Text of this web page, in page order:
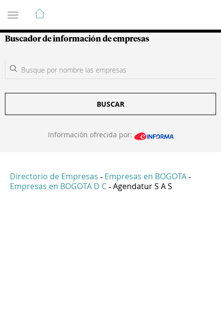
Guía de Empresas Colombianas
Buscador de información de empresas
BUSCAR
Información ofrecida por:
Directorio de Empresas - Empresas en BOGOTA -
Empresas en BOGOTA D C - Agendatur S A S